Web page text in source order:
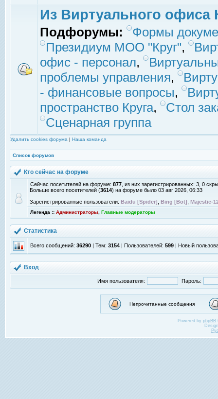
Из Виртуального офиса
Подфорумы:
Формы
Президиум МОО "Круг",
офис - персонал,
проблемы управления,
- финансовые вопросы,
пространство Круга,
Стол
Сценарная группа
Удалить cookies форума | Наша команда
Список форумов
Кто сейчас на форуме
Сейчас посетителей на форуме: 877 , из них зарегистрированных: 3, 0
Больше всего посетителей (3614) на форуме было 03 авг 2026, 06:33
Зарегистрированные пользователи: Baidu [Spider] Bing [Bot] Majestic-
Легенда :: Администраторы Главные модераторы
Статистика
Всего сообщений: 36290 | Тем: 3154 | Пользователей: 599 | Новый
Вход
Имя пользователя: Пароль:
Непрочитанные сообщения
Powered by phpBB